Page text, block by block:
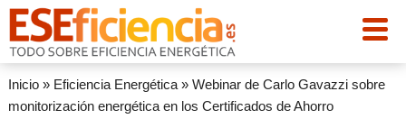
Inicio» Eficiencia Energética» Webinar de Carlo Gavazzi sobre
monitorización energética en los Certificados de Ahorro